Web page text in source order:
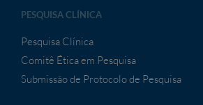
PESQUISA CLÍNICA
Pesquisa Clínica
Comitê Ética em Pesquisa
Submissão de Protocolo de Pesquisa